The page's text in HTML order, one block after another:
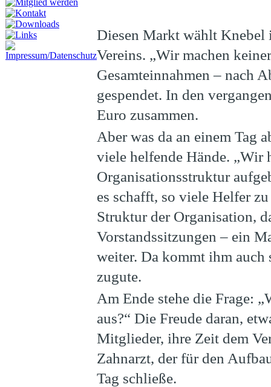
Diesen Markt wählt Knebel
Vereins. „Wir machen
Gesamteinnahmen – nach
gespendet. In den
Euro zusammen.
Aber was da an einem Tag
viele helfende Hände. „Wir
Organisationsstruktur
es schafft, so viele Helfer
Struktur der Organisation,
Vorstandssitzungen – ein
weiter. Da kommt ihm auch
zugute.
Am Ende stehe die Frage:
aus?“ Die Freude daran,
Mitglieder, ihre Zeit dem
Zahnarzt, der für den
Tag schließe.